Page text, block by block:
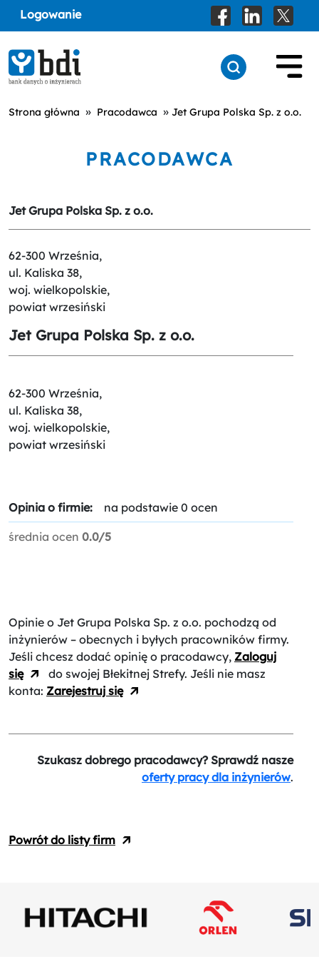
Logowanie
Strona główna » Pracodawca » Jet Grupa Polska Sp. z o.o.
PRACODAWCA
Jet Grupa Polska Sp. z o.o.
62-300 Września,
ul. Kaliska 38,
woj. wielkopolskie,
powiat wrzesiński
Jet Grupa Polska Sp. z o.o.
62-300 Września,
ul. Kaliska 38,
woj. wielkopolskie,
powiat wrzesiński
Opinia o firmie: na podstawie 0 ocen
średnia ocen 0.0/5
Opinie o Jet Grupa Polska Sp. z o.o. pochodzą od
inżynierów – obecnych i byłych pracowników firmy.
Jeśli chcesz dodać opinię o pracodawcy, Zaloguj
się
do swojej Błekitnej Strefy. Jeśli nie masz
konta: Zarejestruj się
Szukasz dobrego pracodawcy? Sprawdź nasze
oferty pracy dla inżynierów.
Powrót do listy firm